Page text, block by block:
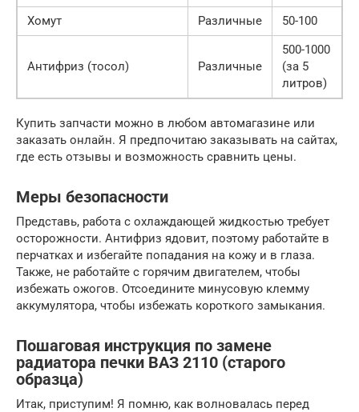
Хомут Различные 50-100
Антифриз (тосол) Различные
500-1000
(за 5
литров)
Купить запчасти можно в любом автомагазине или
заказать онлайн. Я предпочитаю заказывать на сайтах,
где есть отзывы и возможность сравнить цены.
Меры безопасности
Представь, работа с охлаждающей жидкостью требует
осторожности. Антифриз ядовит, поэтому работайте в
перчатках и избегайте попадания на кожу и в глаза.
Также, не работайте с горячим двигателем, чтобы
избежать ожогов. Отсоедините минусовую клемму
аккумулятора, чтобы избежать короткого замыкания.
Пошаговая инструкция по замене
радиатора печки ВАЗ 2110 (старого
образца)
Итак, приступим! Я помню, как волновалась перед